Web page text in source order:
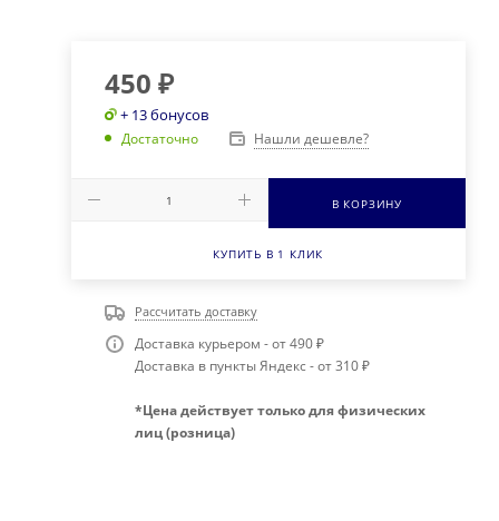
450 ₽
+ 13 бонусов
Достаточно Нашли дешевле?
В КОРЗИНУ
КУПИТЬ В 1 КЛИК
Рассчитать доставку
Доставка курьером - от 490 ₽
Доставка в пункты Яндекс - от 310 ₽
*Цена действует только для физических
лиц (розница)